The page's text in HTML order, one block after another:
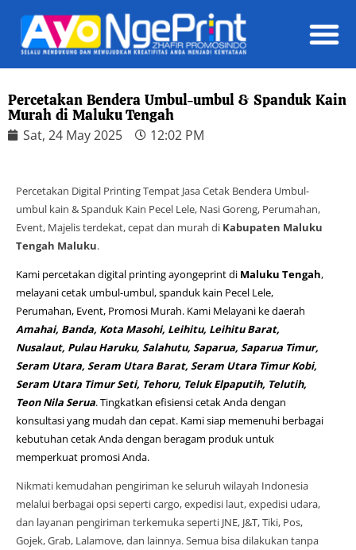
Percetakan Bendera Umbul-umbul & Spanduk Kain
Murah di Maluku Tengah
Sat, 24 May 2025 12:02 PM
Percetakan Digital Printing Tempat Jasa Cetak Bendera Umbul-
umbul kain & Spanduk Kain Pecel Lele, Nasi Goreng, Perumahan,
Event, Majelis terdekat, cepat dan murah di Kabupaten Maluku
Tengah Maluku.
Kami percetakan digital printing ayongeprint di Maluku Tengah,
melayani cetak umbul-umbul, spanduk kain Pecel Lele,
Perumahan, Event, Promosi Murah. Kami Melayani ke daerah
Amahai, Banda, Kota Masohi, Leihitu, Leihitu Barat,
Nusalaut, Pulau Haruku, Salahutu, Saparua, Saparua Timur,
Seram Utara, Seram Utara Barat, Seram Utara Timur Kobi,
Seram Utara Timur Seti, Tehoru, Teluk Elpaputih, Telutih,
Teon Nila Serua. Tingkatkan efisiensi cetak Anda dengan
konsultasi yang mudah dan cepat. Kami siap memenuhi berbagai
kebutuhan cetak Anda dengan beragam produk untuk
memperkuat promosi Anda.
Nikmati kemudahan pengiriman ke seluruh wilayah Indonesia
melalui berbagai opsi seperti cargo, expedisi laut, expedisi udara,
dan layanan pengiriman terkemuka seperti JNE, J&T, Tiki, Pos,
Gojek, Grab, Lalamove, dan lainnya. Semua bisa dilakukan tanpa